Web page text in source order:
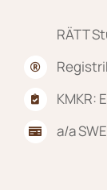
RÄTT
KMKR:
a/a